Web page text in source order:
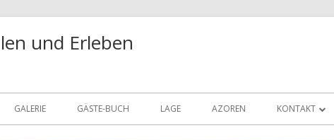
und Erleben
GALERIE GÄSTE-BUCH LAGE AZOREN KONTAKT